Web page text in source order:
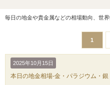
毎日の地金や貴金属などの相場動向、世
1
2025年10月15日
本日の地金相場-金・パラジウム・